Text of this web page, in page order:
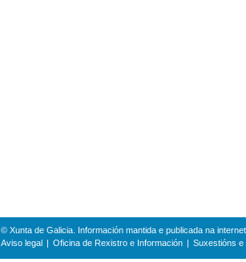
© Xunta de Galicia. Información mantida e publicada na
Aviso legal
Oficina de Rexistro e Información Suxestións e